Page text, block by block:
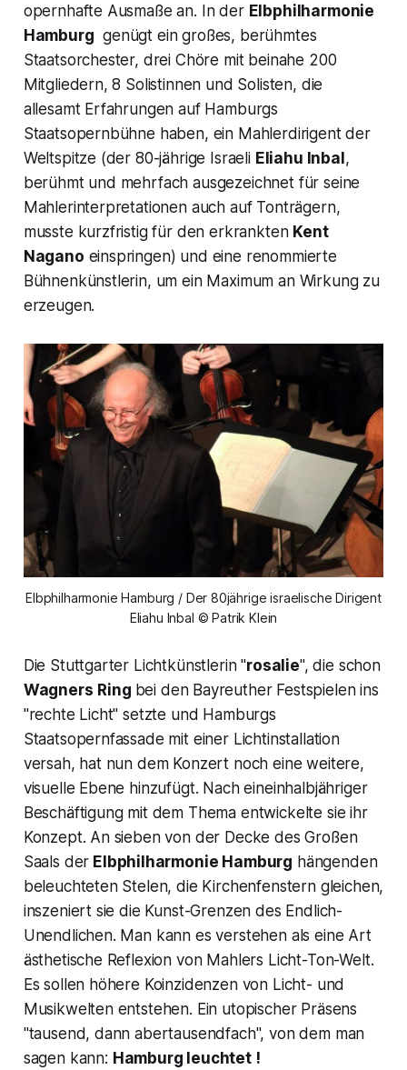
opernhafte Ausmaße an. In der Elbphilharmonie
Hamburg genügt ein großes, berühmtes
Staatsorchester, drei Chöre mit beinahe 200
Mitgliedern, 8 Solistinnen und Solisten, die
allesamt Erfahrungen auf Hamburgs
Staatsopernbühne haben, ein Mahlerdirigent der
Weltspitze (der 80-jährige Israeli Eliahu Inbal,
berühmt und mehrfach ausgezeichnet für seine
Mahlerinterpretationen auch auf Tonträgern,
musste kurzfristig für den erkrankten Kent
Nagano einspringen) und eine renommierte
Bühnenkünstlerin, um ein Maximum an Wirkung zu
erzeugen.
Elbphilharmonie Hamburg / Der 80jährige israelische Dirigent
Eliahu Inbal © Patrik Klein
Die Stuttgarter Lichtkünstlerin"rosalie", die schon
Wagners Ring bei den Bayreuther Festspielen ins
"rechte Licht" setzte und Hamburgs
Staatsopernfassade mit einer Lichtinstallation
versah, hat nun dem Konzert noch eine weitere,
visuelle Ebene hinzufügt. Nach eineinhalbjähriger
Beschäftigung mit dem Thema entwickelte sie ihr
Konzept. An sieben von der Decke des Großen
Saals der Elbphilharmonie Hamburg hängenden
beleuchteten Stelen, die Kirchenfenstern gleichen,
inszeniert sie die Kunst-Grenzen des Endlich-
Unendlichen. Man kann es verstehen als eine Art
ästhetische Reflexion von Mahlers Licht-Ton-Welt.
Es sollen höhere Koinzidenzen von Licht- und
Musikwelten entstehen. Ein utopischer Präsens
"tausend, dann abertausendfach", von dem man
sagen kann: Hamburg leuchtet !